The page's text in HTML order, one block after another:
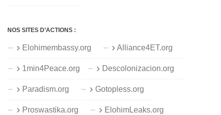
NOS SITES D’ACTIONS :
Elohimembassy.org Alliance4ET.org
1min4Peace.org Descolonizacion.org
Paradism.org Gotopless.org
Proswastika.org ElohimLeaks.org